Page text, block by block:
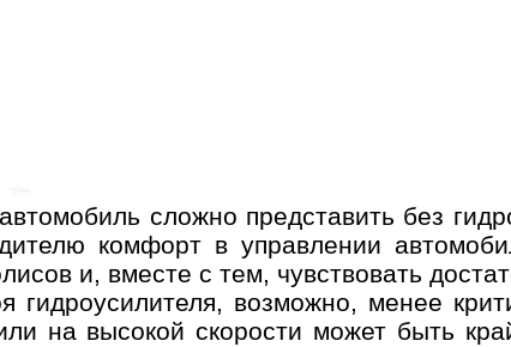
сложно представить без
комфорт в управлении
и, вместе с тем, чувствовать
гидроусилителя, возможно, менее
на высокой скорости может быть